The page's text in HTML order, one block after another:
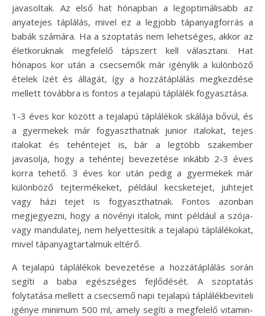
javasoltak. Az első hat hónapban a legoptimálisabb az
anyatejes táplálás, mivel ez a legjobb tápanyagforrás a
babák számára. Ha a szoptatás nem lehetséges, akkor az
életkoruknak megfelelő tápszert kell választani. Hat
hónapos kor után a csecsemők már igénylik a különböző
ételek ízét és állagát, így a hozzátáplálás megkezdése
mellett továbbra is fontos a tejalapú táplálék fogyasztása.
1-3 éves kor között a tejalapú táplálékok skálája bővül, és
a gyermekek már fogyaszthatnak junior italokat, tejes
italokat és tehéntejet is, bár a legtöbb szakember
javasolja, hogy a tehéntej bevezetése inkább 2-3 éves
korra tehető. 3 éves kor után pedig a gyermekek már
különböző tejtermékeket, például kecsketejet, juhtejet
vagy házi tejet is fogyaszthatnak. Fontos azonban
megjegyezni, hogy a növényi italok, mint például a szója-
vagy mandulatej, nem helyettesítik a tejalapú táplálékokat,
mivel tápanyagtartalmuk eltérő.
A tejalapú táplálékok bevezetése a hozzátáplálás során
segíti a baba egészséges fejlődését. A szoptatás
folytatása mellett a csecsemő napi tejalapú táplálékbeviteli
igénye minimum 500 ml, amely segíti a megfelelő vitamin-